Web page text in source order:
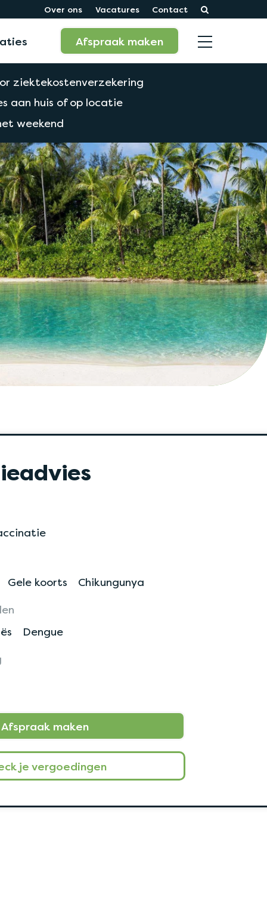
Over ons Vacatures Contact
Afspraak maken
ziektekostenverzekering
aan huis of op locatie
weekend
Gele koorts
Chikungunya
Dengue
Afspraak maken
je vergoedingen